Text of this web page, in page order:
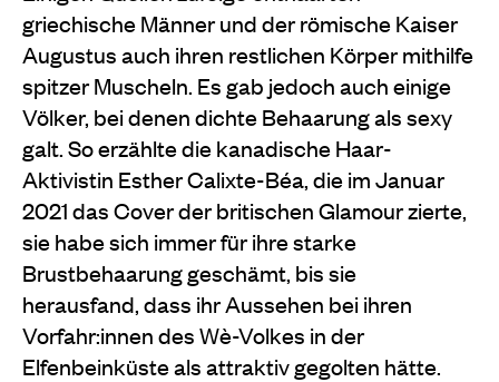
griechische Männer und der römische Kaiser
Augustus auch ihren restlichen Körper mithilfe
spitzer Muscheln. Es gab jedoch auch einige
Völker, bei denen dichte Behaarung als sexy
galt. So erzählte die kanadische Haar-
Aktivistin Esther Calixte-Béa, die im Januar
2021 das Cover der britischen Glamour zierte,
sie habe sich immer für ihre starke
Brustbehaarung geschämt, bis sie
herausfand, dass ihr Aussehen bei ihren
Vorfahr:innen des Wè-Volkes in der
Elfenbeinküste als attraktiv gegolten hätte.